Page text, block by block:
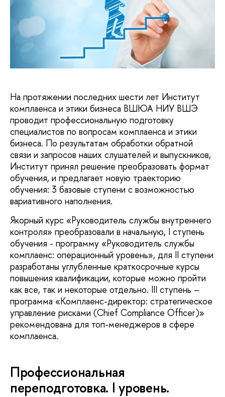
На протяжении последних шести лет Институт
комплаенса и этики бизнеса ВШЮА НИУ ВШЭ
проводит профессиональную подготовку
специалистов по вопросам комплаенса и этики
бизнеса. По результатам обработки обратной
связи и запросов наших слушателей и выпускников,
Институт принял решение преобразовать формат
обучения, и предлагает новую траекторию
обучения: 3 базовые ступени с возможностью
вариативного наполнения.
Якорный курс «Руководитель службы внутреннего
контроля» преобразовали в начальную, I ступень
обучения - программу «Руководитель службы
комплаенс: операционный уровень», для II ступени
разработаны углубленные краткосрочные курсы
повышения квалификации, которые можно пройти
как все, так и некоторые отдельно. III ступень –
программа «Комплаенс-директор: стратегическое
управление рисками (Chief Compliance Officer)»
рекомендована для топ-менеджеров в сфере
комплаенса.
Профессиональная
переподготовка. I уровень.